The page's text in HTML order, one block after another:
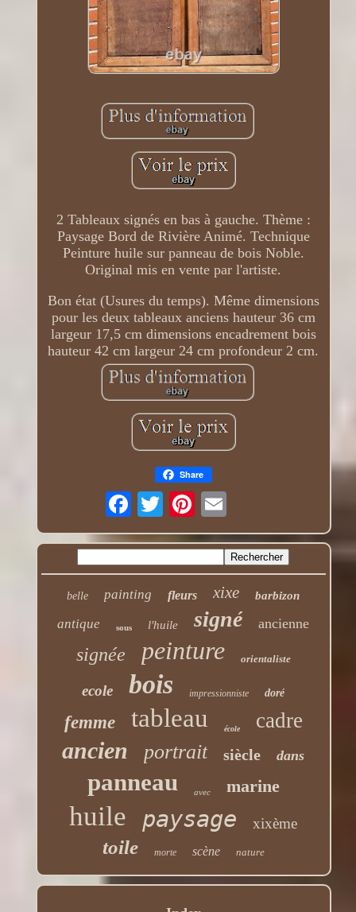
2 Tableaux signés en bas à gauche. Thème :
Paysage Bord de Rivière Animé. Technique
Peinture huile sur panneau de bois Noble.
Original mis en vente par l'artiste.
Bon état (Usures du temps). Même dimensions
pour les deux tableaux anciens hauteur 36 cm
largeur 17,5 cm dimensions encadrement bois
hauteur 42 cm largeur 24 cm profondeur 2 cm.
Share
belle painting fleurs xixe barbizon
antique sous l'huile signé ancienne
signée peinture orientaliste
ecole bois impressionniste doré
femme tableau école cadre
ancien portrait siècle dans
panneau avec marine
huile paysage xixème
toile morte scène nature